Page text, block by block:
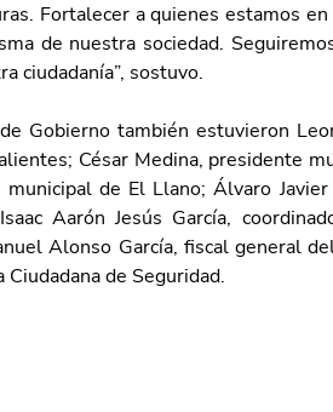
Fortalecer a quienes estamos
de nuestra sociedad.
ciudadanía”, sostuvo.
Gobierno también estuvieron
César Medina, presidente
de El Llano; Álvaro Javier
Aarón Jesús García,
Alonso García, fiscal general
de Seguridad.